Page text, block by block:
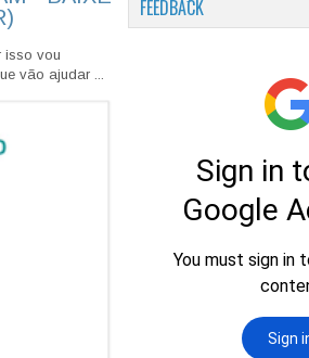
isso vou
vão ajudar ...
FEEDBACK